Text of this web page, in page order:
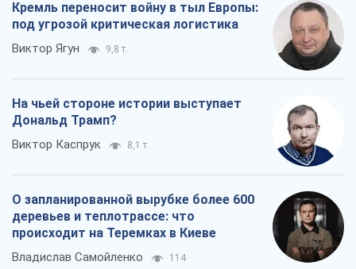
Кремль переносит войну в тыл Европы:
под угрозой критическая логистика
Виктор Ягун 9,8 т.
На чьей стороне истории выступает
Дональд Трамп?
Виктор Каспрук 8,1 т.
О запланированной вырубке более 600
деревьев и теплотрассе: что
происходит на Теремках в Киеве
Владислав Самойленко 114